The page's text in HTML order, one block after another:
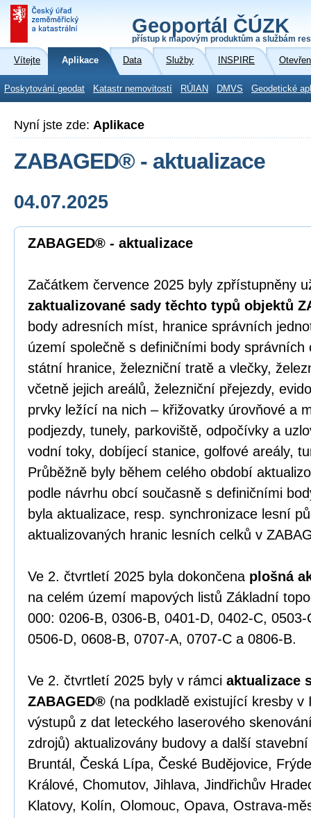
Geoportál ČÚZK
přístup k mapovým produktům a službám
Vítejte Aplikace Data Služby INSPIRE
Poskytování geodat Katastr nemovitostí RÚIAN DMVS Geodetické
Nyní jste zde: Aplikace
ZABAGED® - aktualizace
04.07.2025
ZABAGED® - aktualizace
Začátkem července 2025 byly zpřístupněny
zaktualizované sady těchto typů objektů
body adresních míst, hranice správních
území společně s definičními body správních
státní hranice, železniční tratě a vlečky,
včetně jejich areálů, železniční přejezdy,
prvky ležící na nich – křižovatky úrovňové a
podjezdy, tunely, parkoviště, odpočívky a
vodní toky, dobíjecí stanice, golfové areály,
Průběžně byly během celého období
podle návrhu obcí současně s definičními
byla aktualizace, resp. synchronizace lesní
aktualizovaných hranic lesních celků v
Ve 2. čtvrtletí 2025 byla dokončena plošná
na celém území mapových listů Základní
000: 0206-B, 0306-B, 0401-D, 0402-C,
0506-D, 0608-B, 0707-A, 0707-C a 0806-B.
Ve 2. čtvrtletí 2025 byly v rámci aktualizace
ZABAGED® (na podkladě existující kresby v
výstupů z dat leteckého laserového
zdrojů) aktualizovány budovy a další
Bruntál, Česká Lípa, České Budějovice,
Králové, Chomutov, Jihlava, Jindřichův
Klatovy, Kolín, Olomouc, Opava, Ostrava-